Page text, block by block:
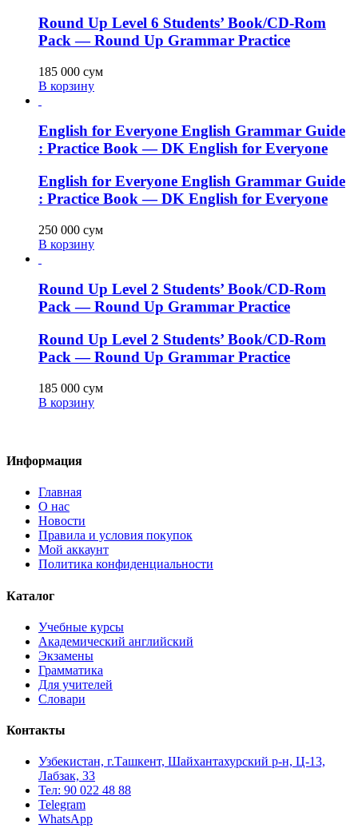
Round Up Level 6 Students’ Book/CD-Rom
Pack — Round Up Grammar Practice
185 000 сум
В корзину
English for Everyone English Grammar Guide
: Practice Book — DK English for Everyone
English for Everyone English Grammar Guide
: Practice Book — DK English for Everyone
250 000 сум
В корзину
Round Up Level 2 Students’ Book/CD-Rom
Pack — Round Up Grammar Practice
Round Up Level 2 Students’ Book/CD-Rom
Pack — Round Up Grammar Practice
185 000 сум
В корзину
Информация
Главная
О нас
Новости
Правила и условия покупок
Мой аккаунт
Политика конфиденциальности
Каталог
Учебные курсы
Академический английский
Экзамены
Грамматика
Для учителей
Словари
Контакты
Узбекистан, г.Ташкент, Шайхантахурский р-н, Ц-13,
Лабзак, 33
Тел: 90 022 48 88
Telegram
WhatsApp